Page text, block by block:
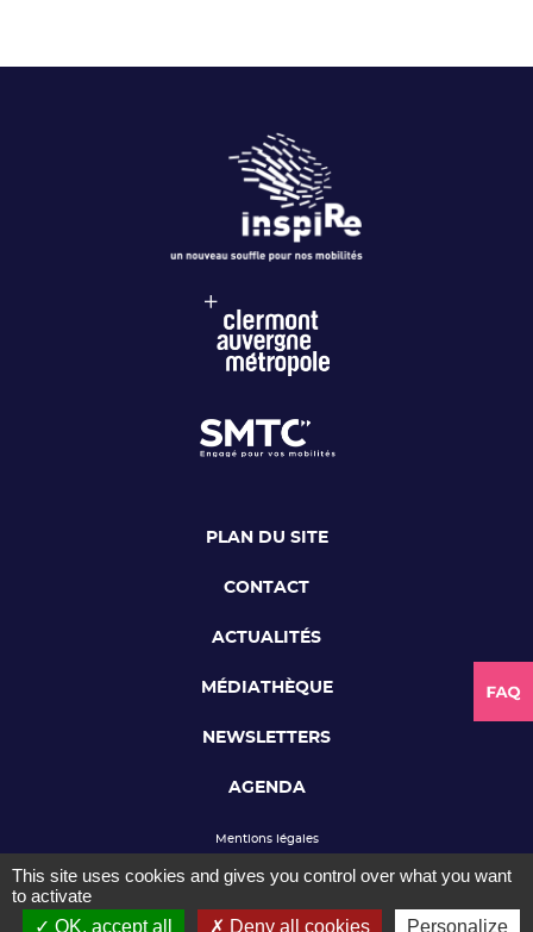
PLAN DU SITE
CONTACT
ACTUALITÉS
MÉDIATHÈQUE
NEWSLETTERS
AGENDA
Mentions légales
Charte de modération
Accessibilité : partiellement conforme
This site uses cookies and gives you control over what you want
to activate
OK, accept all
Deny all cookies Personalize